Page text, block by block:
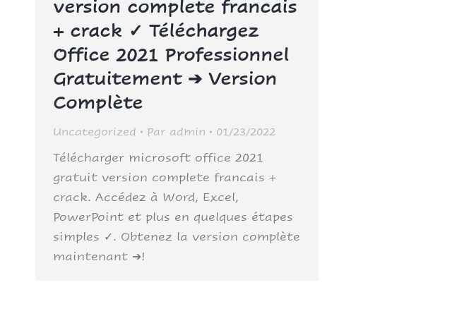
version complete francais
+ crack ✓ Téléchargez
Office 2021 Professionnel
Gratuitement ➔ Version
Complète
Uncategorized Par admin 01/23/2022
Télécharger microsoft office 2021
gratuit version complete francais +
crack. Accédez à Word, Excel,
PowerPoint et plus en quelques étapes
simples ✓. Obtenez la version complète
maintenant ➔!